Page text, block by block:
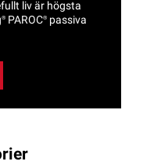
liv är högsta
PAROC®passiva